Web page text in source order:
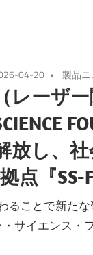
04-20 製品
（レーザ
放し、
点『SS-
ことで新た
・サイエンス